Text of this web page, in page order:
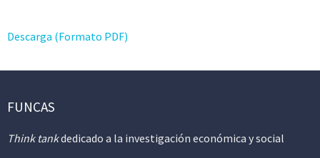
Descarga (Formato PDF)
FUNCAS
Think tankdedicado a la investigación económica y social